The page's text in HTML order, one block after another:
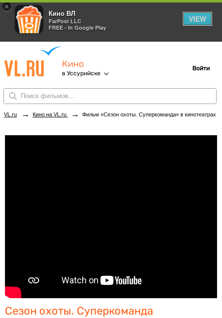
×
Кино ВЛ
FarPost LLC
FREE - In Google Play
VIEW
Кино
в Уссурийске
Войти
VL.ru → Кино на VL.ru → Фильм «Сезон охоты. Суперкоманда» в кинотеатрах Уссурийска. Купить билеты!
Сезон охоты. Суперкоманда